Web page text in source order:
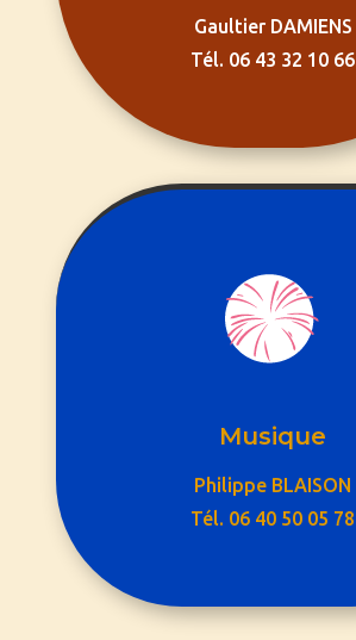
Gaultier DAMIENS
Tél. 06 43 32 10 66
Musique
Philippe BLAISON
Tél. 06 40 50 05 78